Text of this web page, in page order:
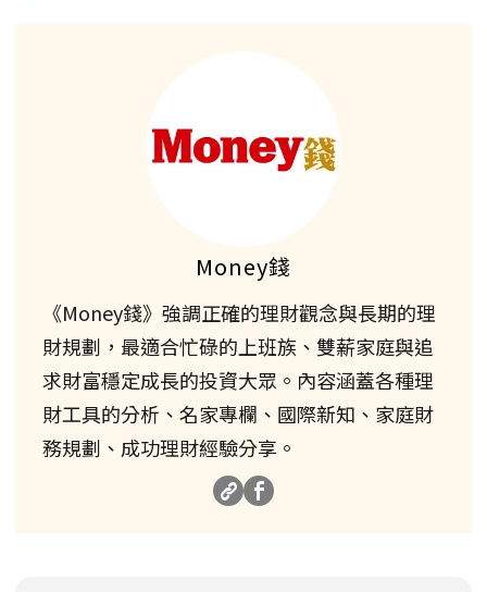
Money錢
《Money錢》強調正確的理財觀念與長期的理
財規劃，最適合忙碌的上班族、雙薪家庭與追
求財富穩定成長的投資大眾。內容涵蓋各種理
財工具的分析、名家專欄、國際新知、家庭財
務規劃、成功理財經驗分享。